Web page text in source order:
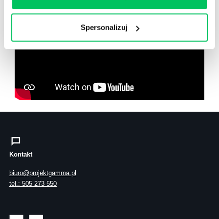
Spersonalizuj
Kontakt
biuro@projektgamma.pl
tel.: 505 273 550